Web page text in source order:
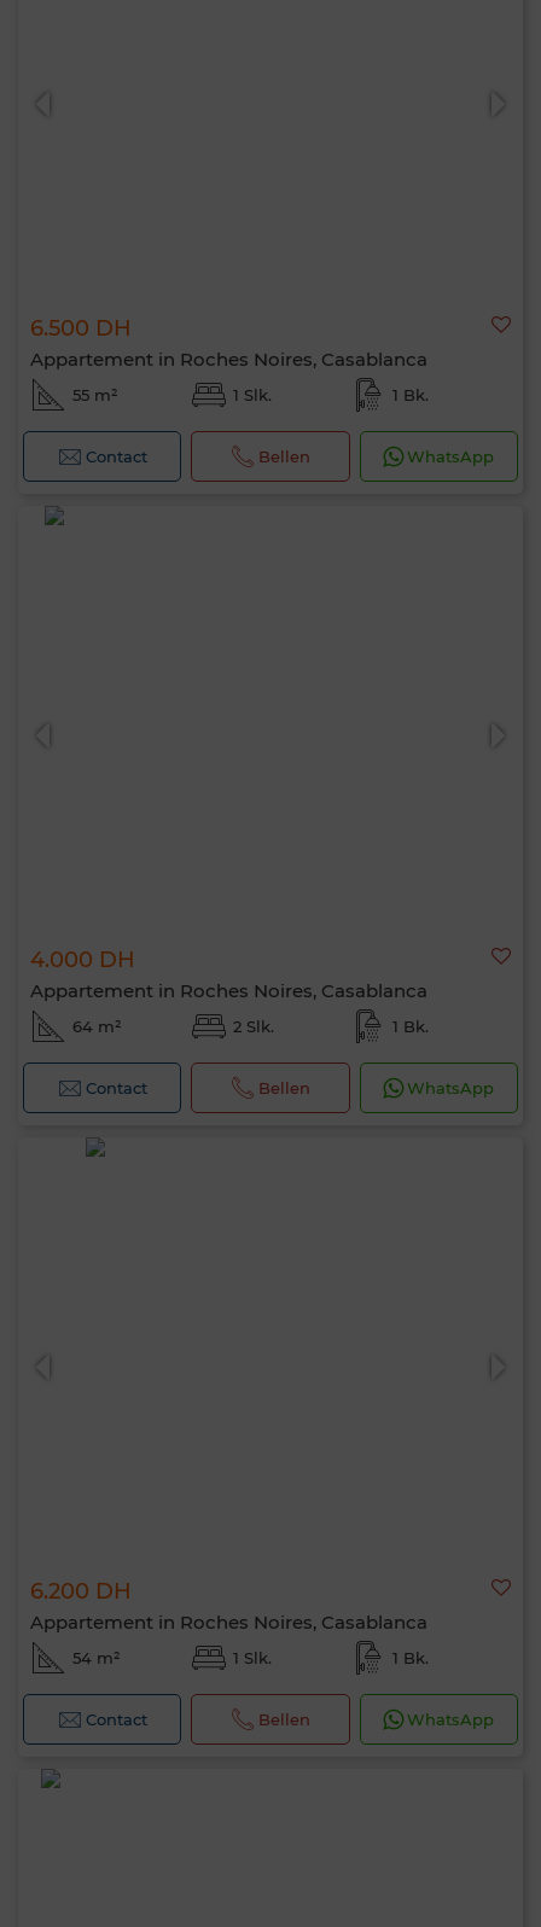
6.500 DH
Appartement in Roches Noires, Casablanca
55 m² 1 Slk. 1 Bk.
Contact Bellen WhatsApp
4.000 DH
Appartement in Roches Noires, Casablanca
64 m² 2 Slk. 1 Bk.
Contact Bellen WhatsApp
6.200 DH
Appartement in Roches Noires, Casablanca
54 m² 1 Slk. 1 Bk.
Contact Bellen WhatsApp